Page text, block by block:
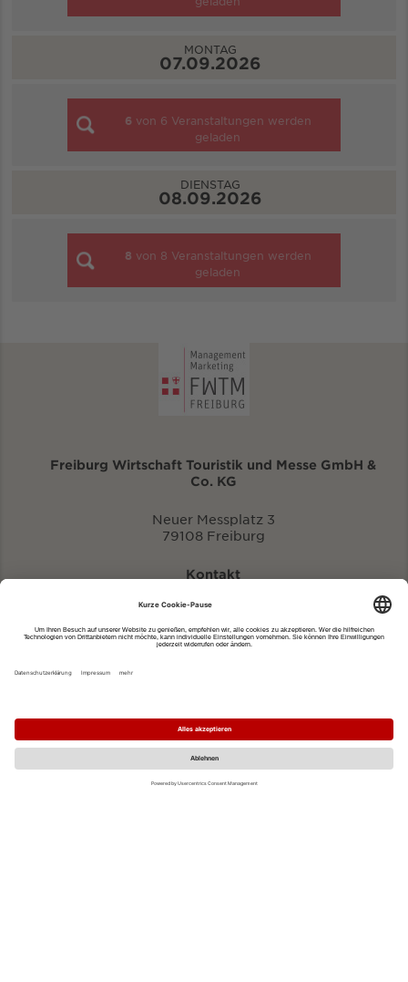
MONTAG
07.09.2026
6 von 6 Veranstaltungen werden
geladen
DIENSTAG
08.09.2026
8 von 8 Veranstaltungen werden
geladen
Freiburg Wirtschaft Touristik und Messe GmbH &
Co. KG
Neuer Messplatz 3
79108 Freiburg
Kontakt
eventportal@fwtm.de
Impressum